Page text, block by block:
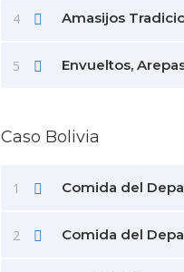
4 Amasijos
5 Envueltos,
Caso Bolivia
1 Comida del
2 Comida del